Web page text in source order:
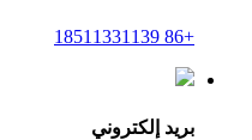
+86 18511331139
بريد إلكتروني